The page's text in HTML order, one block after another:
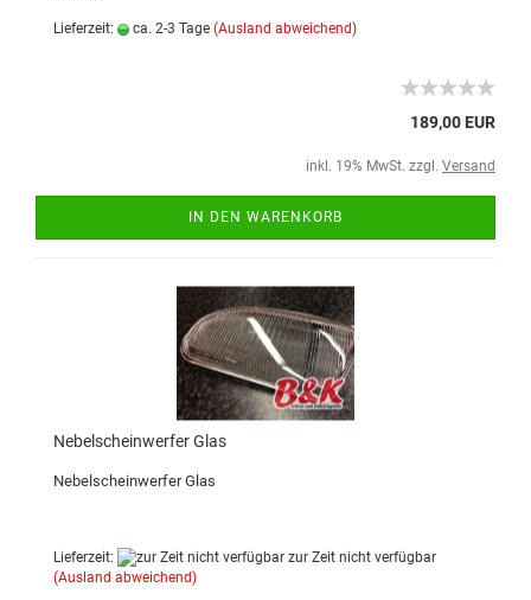
Lieferzeit: ca. 2-3 Tage (Ausland abweichend)
189,00 EUR
inkl. 19% MwSt. zzgl. Versand
IN DEN WARENKORB
Nebelscheinwerfer Glas
Nebelscheinwerfer Glas
Lieferzeit:
zur Zeit nicht verfügbar
(Ausland abweichend)